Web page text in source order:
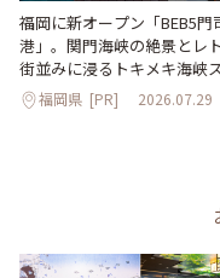
福岡に新オープン「BEB5門
港」。関門海峡の絶景とレ
街並みに浸るトキメキ海峡
福岡県 [PR] 2026.07.29